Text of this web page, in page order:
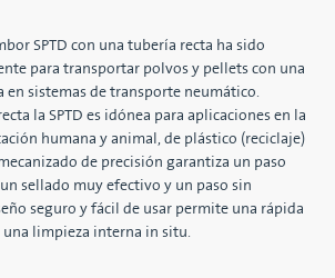
SPTD con una tubería recta ha sido
para transportar polvos y pellets con una
sistemas de transporte neumático.
la SPTD es idónea para aplicaciones en la
humana y animal, de plástico (reciclaje)
de precisión garantiza un paso
sellado muy efectivo y un paso sin
seguro y fácil de usar permite una rápida
una limpieza interna in situ.